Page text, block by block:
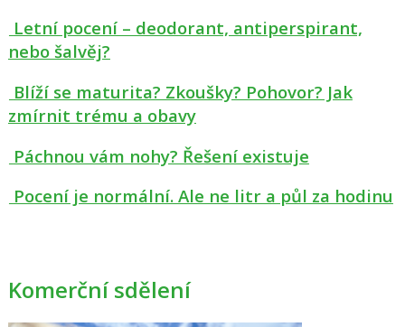
Letní pocení – deodorant, antiperspirant,
nebo šalvěj?
Blíží se maturita? Zkoušky? Pohovor? Jak
zmírnit trému a obavy
Páchnou vám nohy? Řešení existuje
Pocení je normální. Ale ne litr a půl za hodinu
Komerční sdělení